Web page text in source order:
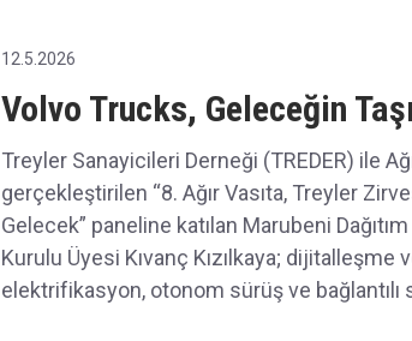
12.5.2026
Volvo Trucks, Geleceğin
Treyler Sanayicileri Derneği (TREDER) ile
gerçekleştirilen “8. Ağır Vasıta, Treyler
Gelecek” paneline katılan Marubeni
Kurulu Üyesi Kıvanç Kızılkaya;
elektrifikasyon, otonom sürüş ve